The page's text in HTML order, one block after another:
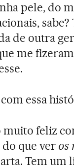
pele, do
de outra
me
essa
muito feliz
que ver os
Tem um